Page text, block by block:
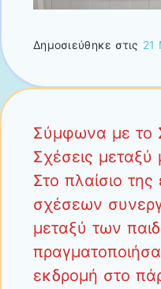
Δημοσιεύθηκε στις 21
Σύμφωνα με το
Σχέσεις
Στο πλαίσιο
σχέσεων
μεταξύ των
εκδρομή στο